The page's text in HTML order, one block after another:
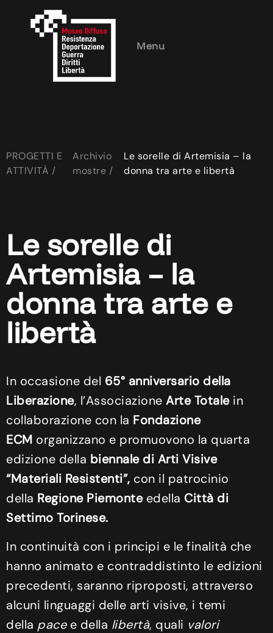
Menu
PROGETTI E
ATTIVITÀ /
Archivio
mostre /
Le sorelle di Artemisia – la
donna tra arte e libertà
Le sorelle di
Artemisia – la
donna tra arte e
libertà
In occasione del 65° anniversario della
Liberazione, l’Associazione Arte Totalein
collaborazione con la Fondazione
ECM organizzano e promuovono la quarta
edizione della biennale di Arti Visive
“Materiali Resistenti”, con il patrocinio
della Regione Piemonte edella Città di
Settimo Torinese.
In continuità con i principi e le finalità che
hanno animato e contraddistinto le edizioni
precedenti, saranno riproposti, attraverso
alcuni linguaggi delle arti visive, i temi
della pacee della libertà, quali valori